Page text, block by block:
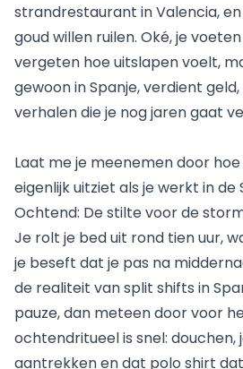
strandrestaurant in Valencia,
goud willen ruilen. Oké, je
vergeten hoe uitslapen voelt,
gewoon in Spanje, verdient
verhalen die je nog jaren gaat
Laat me je meenemen door
eigenlijk uitziet als je werkt in de
Ochtend: De stilte voor de
Je rolt je bed uit rond tien uur,
je beseft dat je pas na
de realiteit van split shifts in
pauze, dan meteen door voor
ochtendritueel is snel:
aantrekken en dat polo shirt